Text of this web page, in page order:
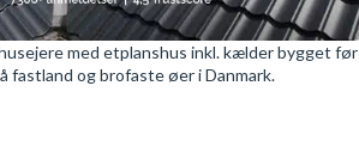
med etplanshus inkl. kælder bygget før
fastland og brofaste øer i Danmark.